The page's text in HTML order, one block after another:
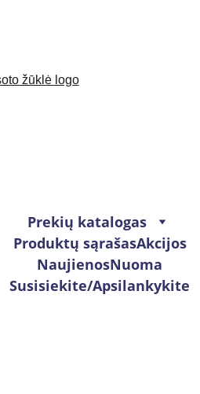
Prekių katalogas
Produktų sąrašasAkcijos
NaujienosNuoma
Susisiekite/Apsilankykite